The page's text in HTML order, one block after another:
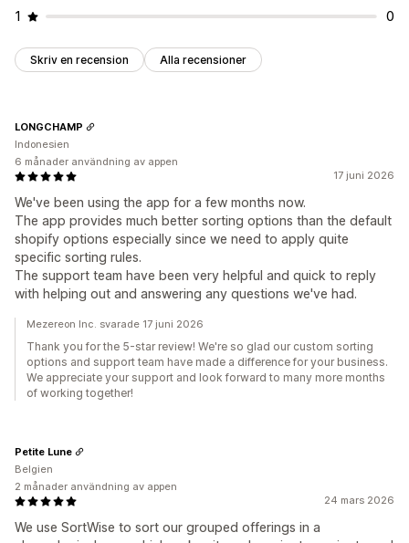
1
0
Skriv en recension Alla recensioner
17 juni 2026
We've been using the app for a few months now.
The app provides much better sorting options than the default
shopify options especially since we need to apply quite
specific sorting rules.
The support team have been very helpful and quick to reply
with helping out and answering any questions we've had.
LONGCHAMP
Indonesien
6 månader användning av appen
Mezereon Inc. svarade 17 juni 2026
Thank you for the 5-star review! We're so glad our custom sorting
options and support team have made a difference for your business.
We appreciate your support and look forward to many more months
of working together!
24 mars 2026
We use SortWise to sort our grouped offerings in a
Petite Lune
Belgien
2 månader användning av appen